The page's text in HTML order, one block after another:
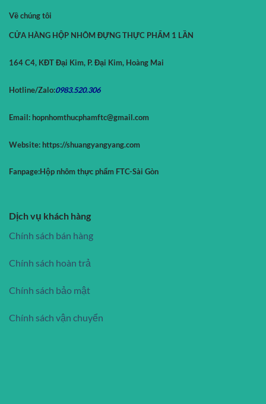
Về chúng tôi
CỬA HÀNG HỘP NHÔM ĐỰNG THỰC PHẨM 1 LẦN
164 C4, KĐT Đại Kim, P. Đại Kim, Hoàng Mai
Hotline/Zalo:0983.520.306
Email: hopnhomthucphamftc@gmail.com
Website: https://shuangyangyang.com
Fanpage:Hộp nhôm thực phẩm FTC-Sài Gòn
Dịch vụ khách hàng
Chính sách bán hàng
Chính sách hoàn trả
Chính sách bảo mật
Chính sách vận chuyển